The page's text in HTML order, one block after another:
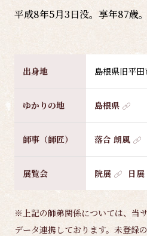
平成8年5月3日没。享年87歳。
出身地 島根県旧平田
ゆかりの地 島根県
師事（師匠） 落合 朗風
展覧会 院展 日展
※上記の師弟関係については、当
データ連携しております。未登録